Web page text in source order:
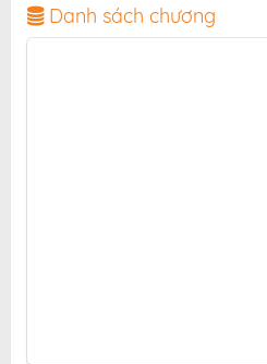
trải nghiệm đọc truyện hấp
miễn phí cho độc giả yêu
Danh sách chương